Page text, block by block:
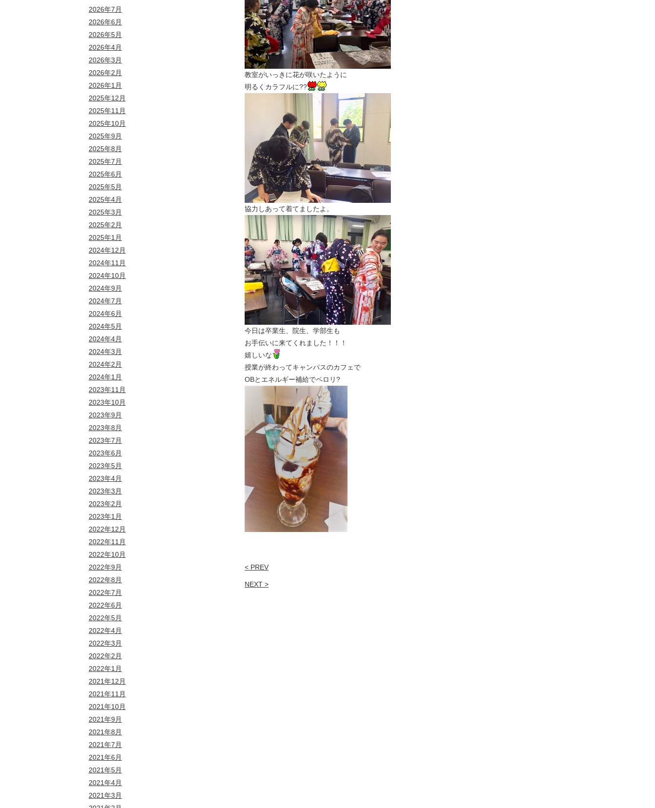
教室がいっきに花が咲いたように
明るくカラフルに??
協力しあって着てましたよ。
今日は卒業生、院生、学部生も
お手伝いに来てくれました！！！
嬉しいな
授業が終わってキャンパスのカフェで
OBとエネルギー補給でペロリ?
< PREV
NEXT >
2026年7月
2026年6月
2026年5月
2026年4月
2026年3月
2026年2月
2026年1月
2025年12月
2025年11月
2025年10月
2025年9月
2025年8月
2025年7月
2025年6月
2025年5月
2025年4月
2025年3月
2025年2月
2025年1月
2024年12月
2024年11月
2024年10月
2024年9月
2024年7月
2024年6月
2024年5月
2024年4月
2024年3月
2024年2月
2024年1月
2023年11月
2023年10月
2023年9月
2023年8月
2023年7月
2023年6月
2023年5月
2023年4月
2023年3月
2023年2月
2023年1月
2022年12月
2022年11月
2022年10月
2022年9月
2022年8月
2022年7月
2022年6月
2022年5月
2022年4月
2022年3月
2022年2月
2022年1月
2021年12月
2021年11月
2021年10月
2021年9月
2021年8月
2021年7月
2021年6月
2021年5月
2021年4月
2021年3月